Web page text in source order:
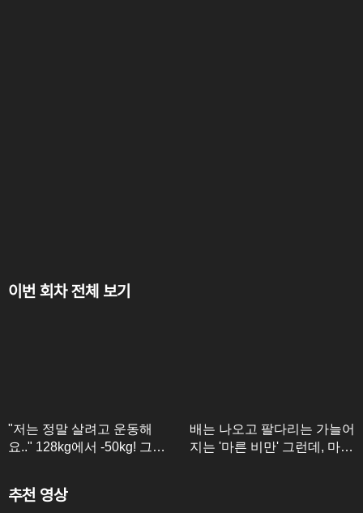
이번 회차 전체 보기
"저는 정말 살려고 운동해
요.." 128kg에서 -50kg! 그녀
배는 나오고 팔다리는 가늘어
지는 '마른 비만' 그런데, 마른
추천 영상